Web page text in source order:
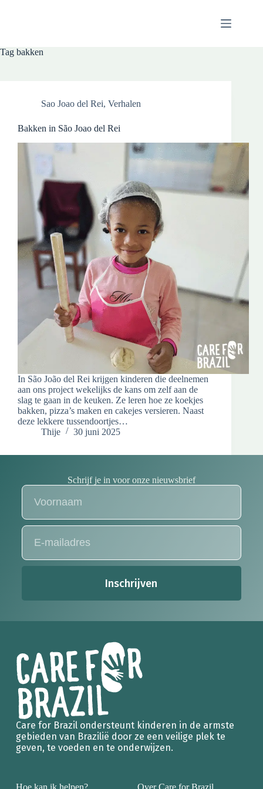
Tag bakken
Sao Joao del Rei, Verhalen
Bakken in São Joao del Rei
In São João del Rei krijgen kinderen die deelnemen
aan ons project wekelijks de kans om zelf aan de
slag te gaan in de keuken. Ze leren hoe ze koekjes
bakken, pizza’s maken en cakejes versieren. Naast
deze lekkere tussendoortjes…
Thije
30 juni 2025
Schrijf je in voor onze nieuwsbrief
Inschrijven
Care for Brazil ondersteunt kinderen in de armste
gebieden van Brazilië door ze een veilige plek te
geven, te voeden en te onderwijzen.